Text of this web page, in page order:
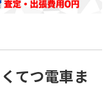
てつ電車ま